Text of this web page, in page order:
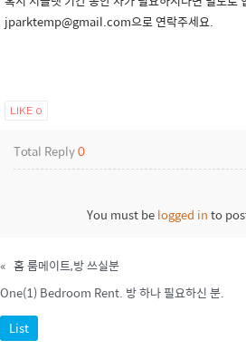
jparktemp@gmail.com으로 연락주세요.
LIKE 0
Total Reply0
You must belogged into
« 홈 룸메이트,방 쓰실분
One(1) Bedroom Rent. 방 하나 필요하신 분.
List